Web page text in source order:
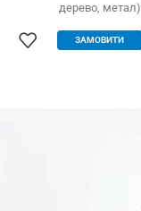
дерево, метал)
інструменту
ЗАМОВИТИ